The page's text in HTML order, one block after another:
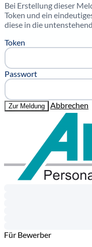
Bei Erstellung dieser
Token und ein
diese in die
Token
Passwort
Zur Meldung Abbrechen
Für Bewerber